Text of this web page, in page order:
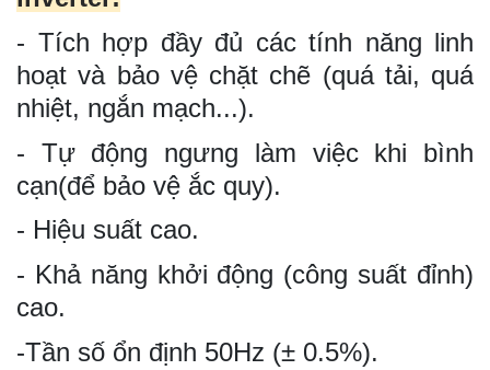
- Tích hợp đầy đủ các tính năng linh
hoạt và bảo vệ chặt chẽ (quá tải, quá
nhiệt, ngắn mạch...).
- Tự động ngưng làm việc khi bình
cạn(để bảo vệ ắc quy).
- Hiệu suất cao.
- Khả năng khởi động (công suất đỉnh)
cao.
-Tần số ổn định 50Hz (± 0.5%).